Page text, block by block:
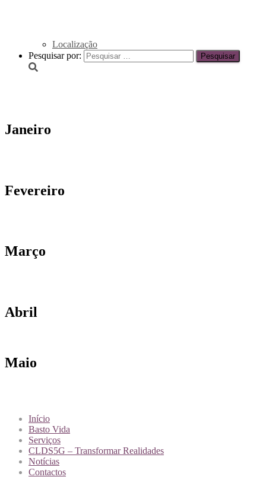
Localização
Pesquisar por:
Janeiro
Fevereiro
Março
Abril
Maio
Início
Basto Vida
Serviços
CLDS5G – Transformar Realidades
Notícias
Contactos